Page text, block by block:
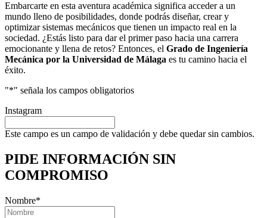
Embarcarte en esta aventura académica significa acceder a un
mundo lleno de posibilidades, donde podrás diseñar, crear y
optimizar sistemas mecánicos que tienen un impacto real en la
sociedad. ¿Estás listo para dar el primer paso hacia una carrera
emocionante y llena de retos? Entonces, el Grado de Ingeniería
Mecánica por la Universidad de Málaga es tu camino hacia el
éxito.
"*" señala los campos obligatorios
Instagram
Este campo es un campo de validación y debe quedar sin cambios.
PIDE INFORMACIÓN SIN
COMPROMISO
Nombre*